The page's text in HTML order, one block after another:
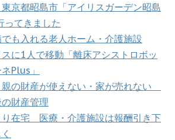
京都昭島市「アイリスガーデン昭島
ってきました
も入れる老人ホーム・介護施設
に1人で移動「離床アシストロボッ
Plus」
の財産が使えない・家が売れない
財産管理
り在宅 医療・介護施設は報酬引き下